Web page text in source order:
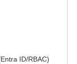
ID/RBAC)